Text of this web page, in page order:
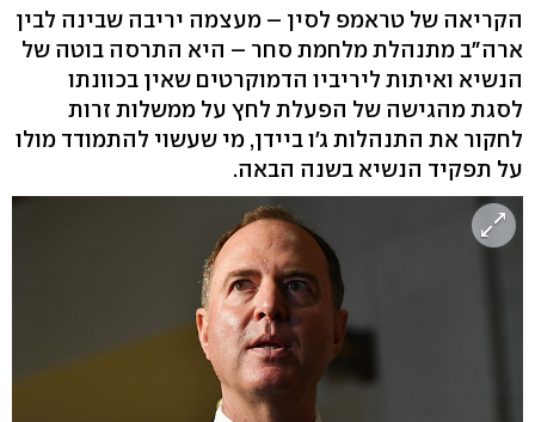
הקריאה של טראמפ לסין – מעצמה יריבה שבינה לבין
ארה"ב מתנהלת מלחמת סחר – היא התרסה בוטה של
הנשיא ואיתות ליריביו הדמוקרטים שאין בכוונתו
לסגת מהגישה של הפעלת לחץ על ממשלות זרות
לחקור את התנהלות ג'ו ביידן, מי שעשוי להתמודד מולו
על תפקיד הנשיא בשנה הבאה.